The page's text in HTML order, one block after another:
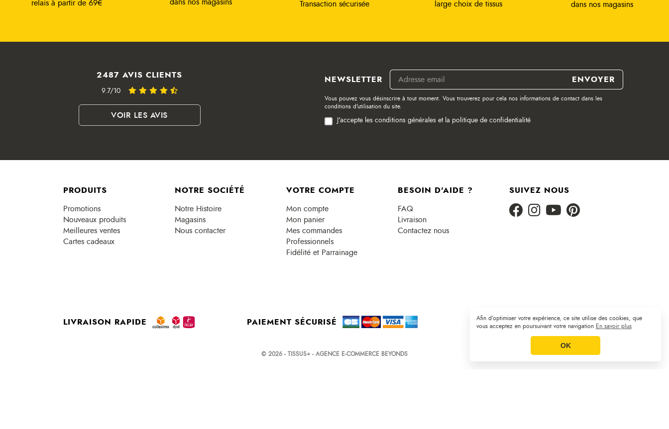
Afin d’optimiser votre expérience, ce site utilise des cookies, que
vous acceptez en poursuivant votre navigation En savoir plus
OK
relais à partir de 69€
Transaction sécurisée
large choix de tissus
dans nos magasins
2487 AVIS CLIENTS
9.7/10
VOIR LES AVIS
NEWSLETTER
Vous pouvez vous désinscrire à tout moment. Vous trouverez pour cela nos informations de contact dans les
conditions d'utilisation du site.
J'accepte les conditions générales et la politique de confidentialité
PRODUITS
Promotions
Nouveaux produits
Meilleures ventes
Cartes cadeaux
NOTRE SOCIÉTÉ
Notre Histoire
Magasins
Nous contacter
VOTRE COMPTE
Mon compte
Mon panier
Mes commandes
Professionnels
Fidélité et Parrainage
BESOIN D'AIDE ?
FAQ
Livraison
Contactez nous
SUIVEZ NOUS
LIVRAISON RAPIDE PAIEMENT SÉCURISÉ Plan du site | CGV | Mentions légales
© 2026 - TISSUS+ - AGENCE E-COMMERCE BEYONDS